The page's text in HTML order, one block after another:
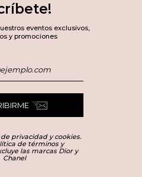
eventos exclusivos,
y promociones
privacidad y cookies.
de términos y
las marcas Dior y
Chanel